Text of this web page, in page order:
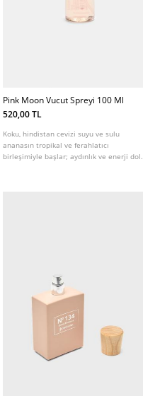
Pink Moon Vucut Spreyi 100 Ml
520,00 TL
Koku, hindistan cevizi suyu ve sulu
ananasın tropikal ve ferahlatıcı
birleşimiyle başlar; aydınlık ve enerji